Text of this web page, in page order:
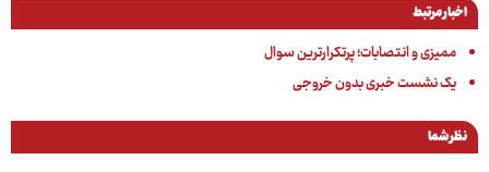
اخبار مرتبط
ممیزی و انتصابات؛ پرتکرارترین سوال
یک نشست خبری بدون خروجی
نظر شما